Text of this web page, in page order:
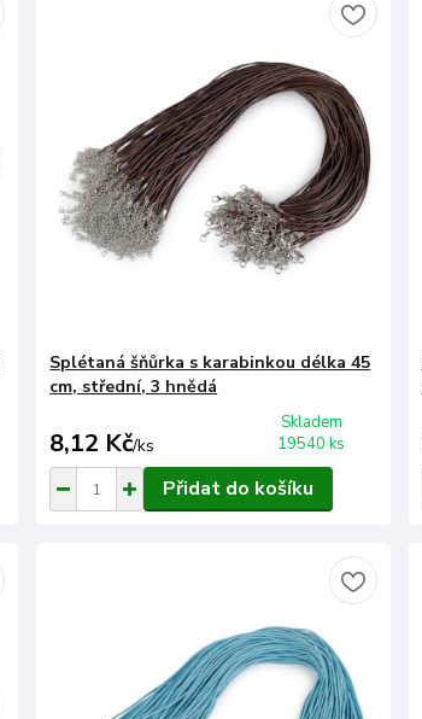
Splétaná šňůrka s karabinkou délka 45
cm, střední, 3 hnědá
8,12 Kč/ks
Skladem
19540 ks
Přidat do košíku